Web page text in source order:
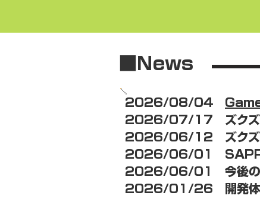
■News
2026/08/04
2026/07/17 ズクズ
2026/06/12 ズクズ
2026/06/01
2026/06/01 今後のア
2026/01/26 開発体制